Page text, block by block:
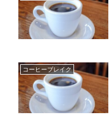
コーヒーブレイク